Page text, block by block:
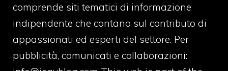
comprende siti tematici di informazione
indipendente che contano sul contributo di
appassionati ed esperti del settore. Per
pubblicità, comunicati e collaborazioni: